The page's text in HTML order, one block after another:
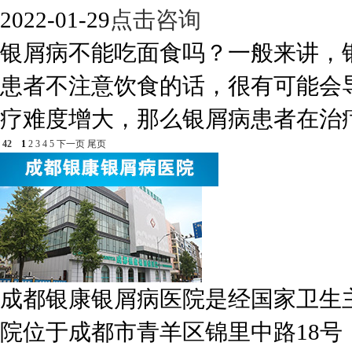
2022-01-29点击咨询
银屑病不能吃面食吗？一般来讲
患者不注意饮食的话，很有可能
疗难度增大，那么银屑病患者在治
42 1 2 3 4 5 下一页 尾页
成都银康银屑病医院是经国家卫
院位于成都市青羊区锦里中路18